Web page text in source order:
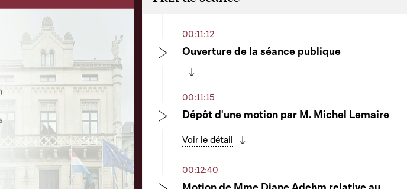
00:11:12
Ouverture de la séance publique
00:11:15
Dépôt d'une motion par M. Michel Lemaire
Voir le détail
Play
00:12:40